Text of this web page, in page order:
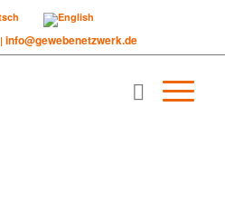
|info@gewebenetzwerk.de